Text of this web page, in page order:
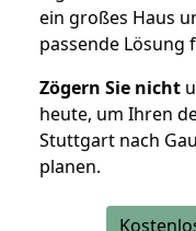
ein großes Haus
passende Lösung
Zögern Sie nicht
heute, um Ihren
Stuttgart nach
planen.